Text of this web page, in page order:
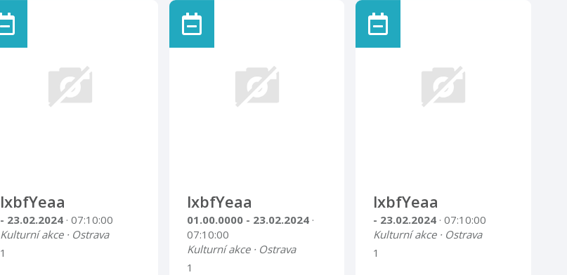
lxbfYeaa
- 23.02.2024 · 07:10:00
Kulturní akce · Ostrava
1
lxbfYeaa
01.00.0000 - 23.02.2024 ·
07:10:00
Kulturní akce · Ostrava
1
lxbfYeaa
- 23.02.2024 · 07:10:00
Kulturní akce · Ostrava
1